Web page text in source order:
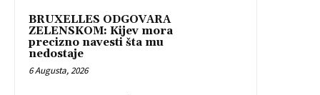
BRUXELLES ODGOVARA
ZELENSKOM: Kijev mora
precizno navesti šta mu
nedostaje
6 Augusta, 2026